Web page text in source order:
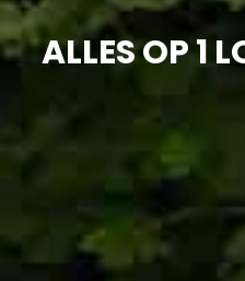
ALLES OP 1